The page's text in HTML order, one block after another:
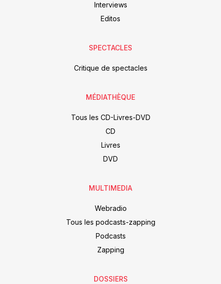
Interviews
Editos
SPECTACLES
Critique de spectacles
MÉDIATHÈQUE
Tous les CD-Livres-DVD
CD
Livres
DVD
MULTIMEDIA
Webradio
Tous les podcasts-zapping
Podcasts
Zapping
DOSSIERS